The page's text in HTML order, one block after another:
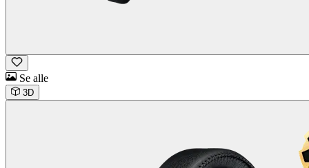
Se alle
3D